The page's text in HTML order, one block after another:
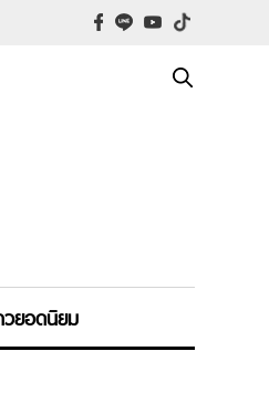
วยอดนิยม